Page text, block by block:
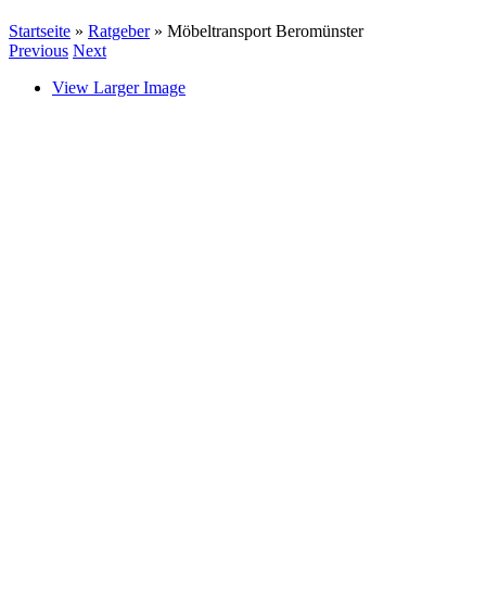
Startseite » Ratgeber» Möbeltransport Beromünster
Previous Next
View Larger Image